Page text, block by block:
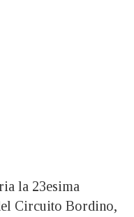
la 23esima
Circuito Bordino,